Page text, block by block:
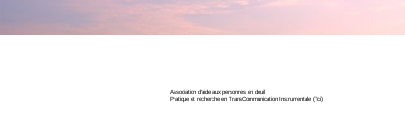
Association d'aide aux personnes en deuil
Pratique et recherche en TransCommunication Instrumentale (Tci)